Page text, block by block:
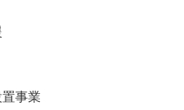
事業